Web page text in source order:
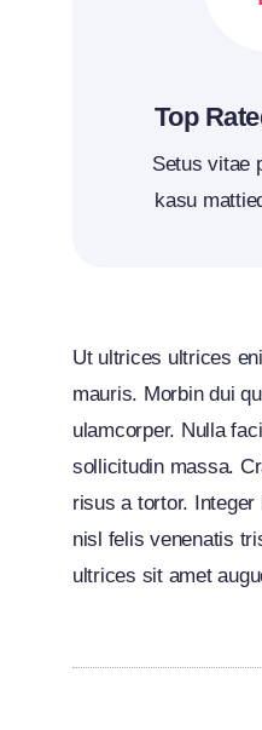
Top
Setus vitae
kasu
Ut ultrices ultrices
mauris. Morbin dui
ulamcorper. Nulla
sollicitudin massa.
risus a tortor.
nisl felis venenatis
ultrices sit amet